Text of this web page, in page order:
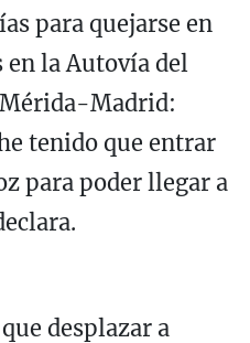
para quejarse en
la Autovía del
Madrid:
tenido que entrar
para poder llegar a
desplazar a